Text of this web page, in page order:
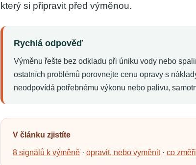
který si připravit před výměnou.
Rychlá odpověď
Výměnu řešte bez odkladu při úniku vody nebo
ostatních problémů porovnejte cenu opravy s
neodpovídá potřebnému výkonu nebo palivu,
V článku zjistíte
8 signálů k výměně · opravit, nebo vyměnit· co